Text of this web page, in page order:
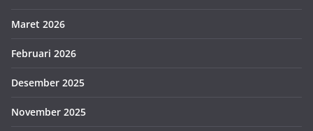
Maret 2026
Februari 2026
Desember 2025
November 2025